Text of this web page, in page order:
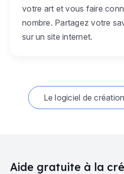
votre art et vous faire
nombre. Partagez votre
sur un site internet.
Le logiciel de
Aide gratuite à la